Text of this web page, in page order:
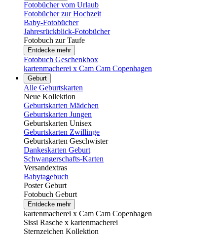
Fotobücher vom Urlaub
Fotobücher zur Hochzeit
Baby-Fotobücher
Jahresrückblick-Fotobücher
Fotobuch zur Taufe
Entdecke mehr
Fotobuch Geschenkbox
kartenmacherei x Cam Cam Copenhagen
Geburt
Alle Geburtskarten
Neue Kollektion
Geburtskarten Mädchen
Geburtskarten Jungen
Geburtskarten Unisex
Geburtskarten Zwillinge
Geburtskarten Geschwister
Dankeskarten Geburt
Schwangerschafts-Karten
Versandextras
Babytagebuch
Poster Geburt
Fotobuch Geburt
Entdecke mehr
kartenmacherei x Cam Cam Copenhagen
Sissi Rasche x kartenmacherei
Sternzeichen Kollektion